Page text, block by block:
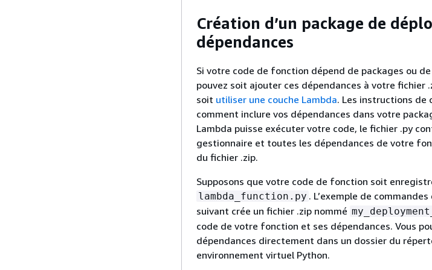
Création d’un package de
dépendances
Si votre code de fonction dépend de packages ou
pouvez soit ajouter ces dépendances à votre fichier
soit utiliser une couche Lambda. Les instructions de
comment inclure vos dépendances dans votre
Lambda puisse exécuter votre code, le fichier .py
gestionnaire et toutes les dépendances de votre
du fichier .zip.
Supposons que votre code de fonction soit
lambda_function.py . L’exemple de
suivant crée un fichier .zip nommé
code de votre fonction et ses dépendances. Vous
dépendances directement dans un dossier du
environnement virtuel Python.